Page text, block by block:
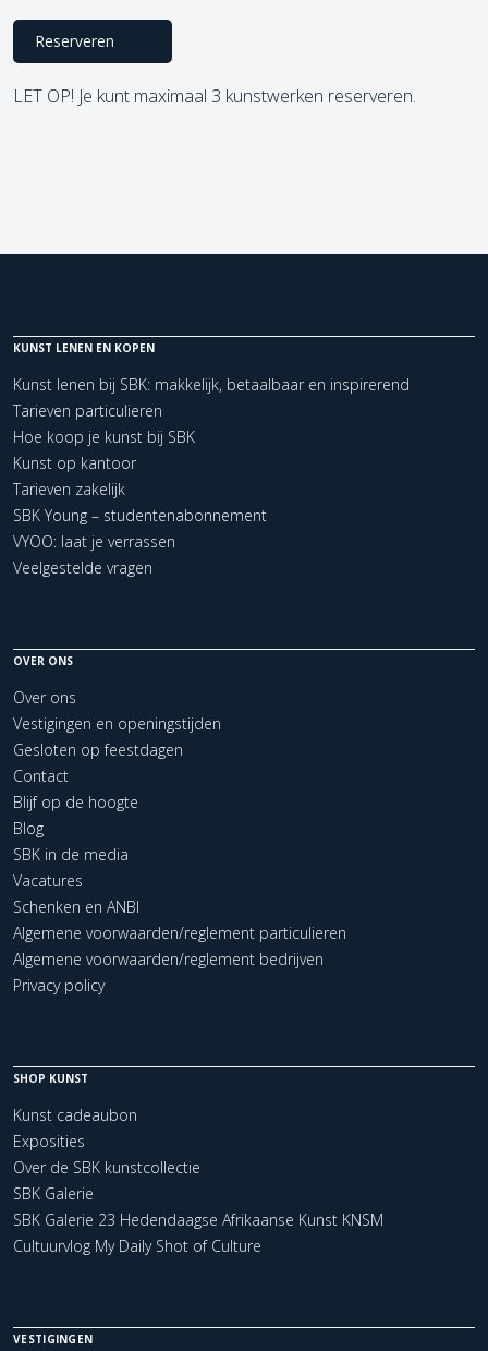
Reserveren
LET OP! Je kunt maximaal 3 kunstwerken reserveren.
KUNST LENEN EN KOPEN
Kunst lenen bij SBK: makkelijk, betaalbaar en inspirerend
Tarieven particulieren
Hoe koop je kunst bij SBK
Kunst op kantoor
Tarieven zakelijk
SBK Young – studentenabonnement
VYOO: laat je verrassen
Veelgestelde vragen
OVER ONS
Over ons
Vestigingen en openingstijden
Gesloten op feestdagen
Contact
Blijf op de hoogte
Blog
SBK in de media
Vacatures
Schenken en ANBI
Algemene voorwaarden/reglement particulieren
Algemene voorwaarden/reglement bedrijven
Privacy policy
SHOP KUNST
Kunst cadeaubon
Exposities
Over de SBK kunstcollectie
SBK Galerie
SBK Galerie 23 Hedendaagse Afrikaanse Kunst KNSM
Cultuurvlog My Daily Shot of Culture
VESTIGINGEN